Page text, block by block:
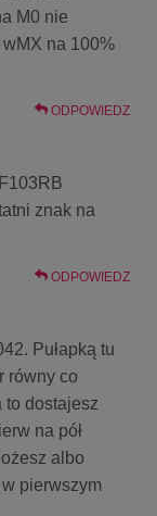
M0 nie
wMX na 100%
ODPOWIEDZ
znak na
ODPOWIEDZ
Pułapką tu
równy co
to dostajesz
na pół
albo
pierwszym